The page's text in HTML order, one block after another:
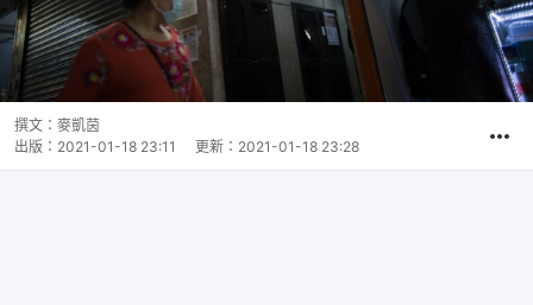
撰文： 麥凱茵
出版： 2021-01-18 23:11 更新： 2021-01-18 23:28